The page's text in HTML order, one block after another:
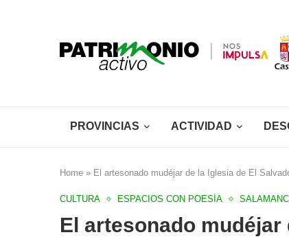
PROVINCIAS ACTIVIDAD
Home » El artesonado mudéjar de la Iglesia de El
CULTURA ESPACIOS CON POESÍA
El artesonado mudéjar